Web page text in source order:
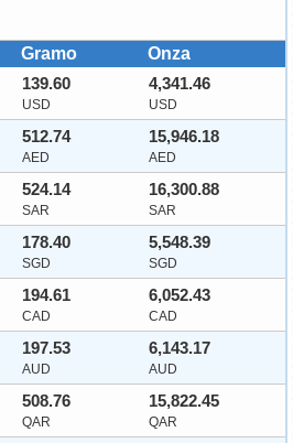
Gramo
Onza
139.60
USD
4,341.46
USD
512.74
AED
15,946.18
AED
524.14
SAR
16,300.88
SAR
178.40
SGD
5,548.39
SGD
194.61
CAD
6,052.43
CAD
197.53
AUD
6,143.17
AUD
508.76
QAR
15,822.45
QAR